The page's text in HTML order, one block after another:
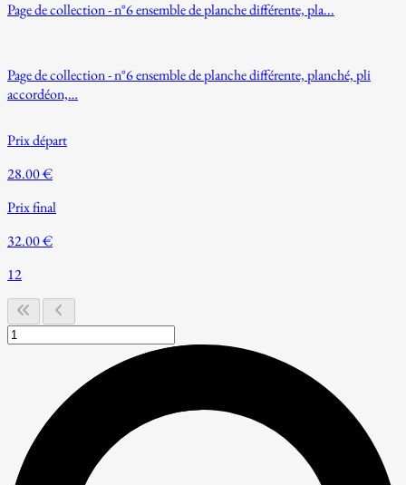
Page de collection - n°6 ensemble de planche différente, pla...
Page de collection - n°6 ensemble de planche différente, planché, pli
accordéon,…
Prix départ
28.00 €
Prix final
32.00 €
12